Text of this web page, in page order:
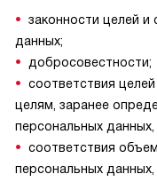
законности целей
данных;
добросовестности;
соответствия
целям, заранее
персональных
соответствия
персональных